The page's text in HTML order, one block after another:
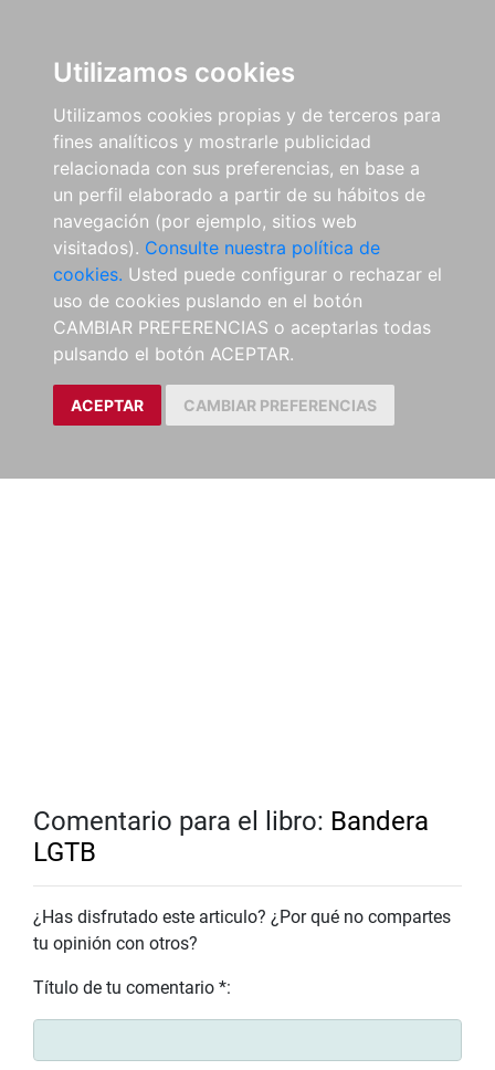
Utilizamos cookies
Utilizamos cookies propias y de terceros para
fines analíticos y mostrarle publicidad
relacionada con sus preferencias, en base a
un perfil elaborado a partir de su hábitos de
navegación (por ejemplo, sitios web
visitados). Consulte nuestra política de
cookies. Usted puede configurar o rechazar el
uso de cookies puslando en el botón
CAMBIAR PREFERENCIAS o aceptarlas todas
pulsando el botón ACEPTAR.
ACEPTAR CAMBIAR PREFERENCIAS
Comentario para el libro: Bandera
LGTB
¿Has disfrutado este articulo? ¿Por qué no compartes
tu opinión con otros?
Título de tu comentario *: